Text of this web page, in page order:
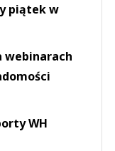
piątek w
webinarach
WH